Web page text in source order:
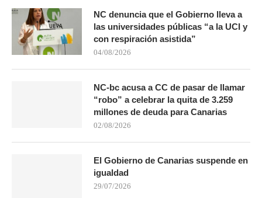
NC denuncia que el Gobierno lleva a
las universidades públicas “a la UCI y
con respiración asistida”
04/08/2026
NC-bc acusa a CC de pasar de llamar
“robo” a celebrar la quita de 3.259
millones de deuda para Canarias
02/08/2026
El Gobierno de Canarias suspende en
igualdad
29/07/2026